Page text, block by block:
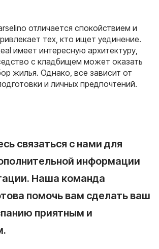
отличается спокойствием и
тех, кто ищет уединение.
имеет интересную архитектуру,
с кладбищем может оказать
жилья. Однако, все зависит от
и личных предпочтений.
связаться с нами для
информации
Наша команда
помочь вам сделать ваш
приятным и